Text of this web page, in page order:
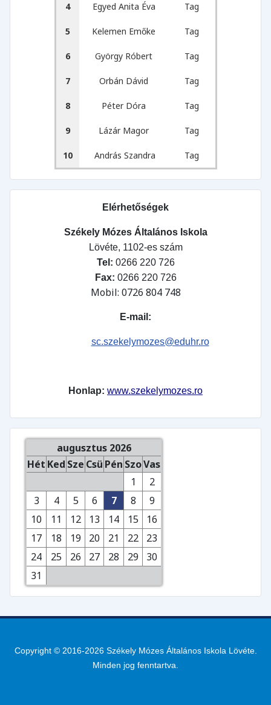
Elérhetőségek
Székely Mózes Általános Iskola
Lövéte, 1102-es szám
Tel: 0266 220 726
Fax: 0266 220 726
Mobil: 0726 804 748
E-mail:
sc.szekelymozes@eduhr.ro
Honlap: www.szekelymozes.ro
augusztus 2026
Hét Ked Sze Csü Pén SzoVas
1
2
3
4 5 6 7 8
9
10
11 12 13 14 15
16
17
18 19 20 21 22
23
24
25 26 27 28 29
30
31
4 Egyed Anita Éva Tag
5 Kelemen Emőke Tag
6 György Róbert Tag
7 Orbán Dávid Tag
8 Péter Dóra Tag
9 Lázár Magor Tag
10 András Szandra Tag
Copyright © 2016-2026 Székely Mózes Általános Iskola Lövéte.
Minden jog fenntartva.